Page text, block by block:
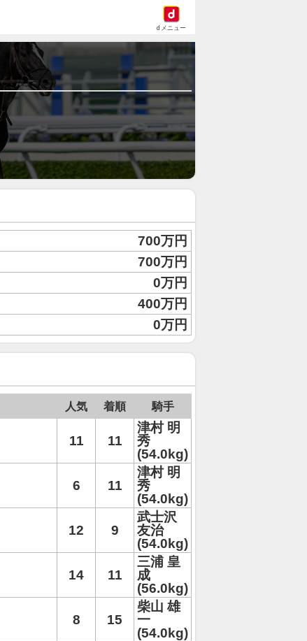
dメニュー
700万円
700万円
0万円
400万円
0万円
人気 着順 騎手
11 11
津村 明
秀
(54.0kg)
6 11
津村 明
秀
(54.0kg)
12 9
武士沢
友治
(54.0kg)
14 11
三浦 皇
成
(56.0kg)
8 15
柴山 雄
一
(54.0kg)